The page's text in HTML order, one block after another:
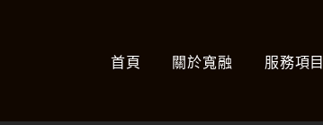
首頁 關於寬融 服務項目